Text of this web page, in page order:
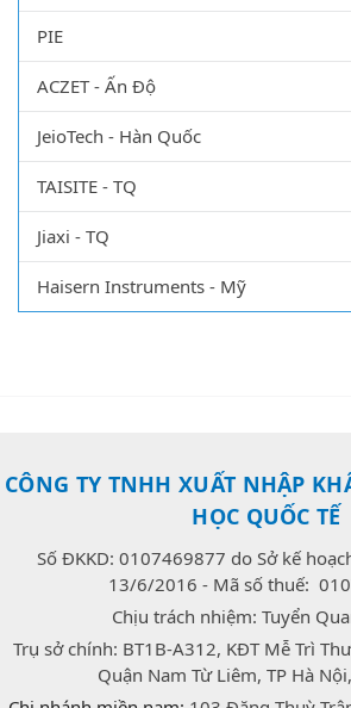
PIE
ACZET - Ấn Độ
JeioTech - Hàn Quốc
TAISITE - TQ
Jiaxi - TQ
Haisern Instruments - Mỹ
CÔNG TY TNHH XUẤT NHẬP
HỌC QUỐC TẾ
Số ĐKKD: 0107469877 do Sở kế
13/6/2016 - Mã số thuế:
Chịu trách nhiệm: Tuyển
Trụ sở chính: BT1B-A312, KĐT Mễ Trì
Quận Nam Từ Liêm, TP Hà